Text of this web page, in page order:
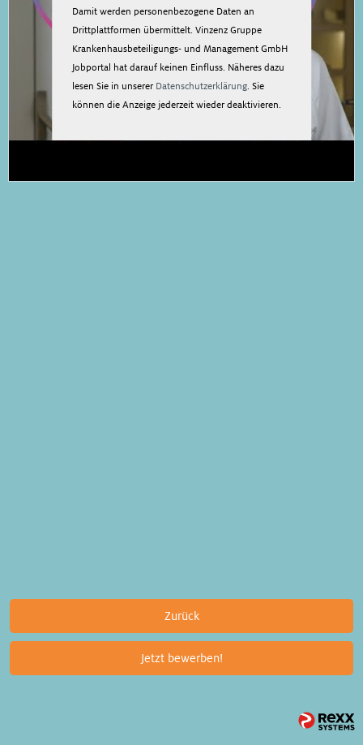
Damit werden personenbezogene Daten an
Drittplattformen übermittelt. Vinzenz Gruppe
Krankenhausbeteiligungs- und Management GmbH
Jobportal hat darauf keinen Einfluss. Näheres dazu
lesen Sie in unserer Datenschutzerklärung. Sie
können die Anzeige jederzeit wieder deaktivieren.
Zurück
Jetzt bewerben!